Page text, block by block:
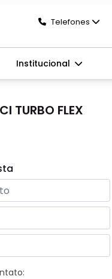
Telefones
Institucional
TURBO FLEX